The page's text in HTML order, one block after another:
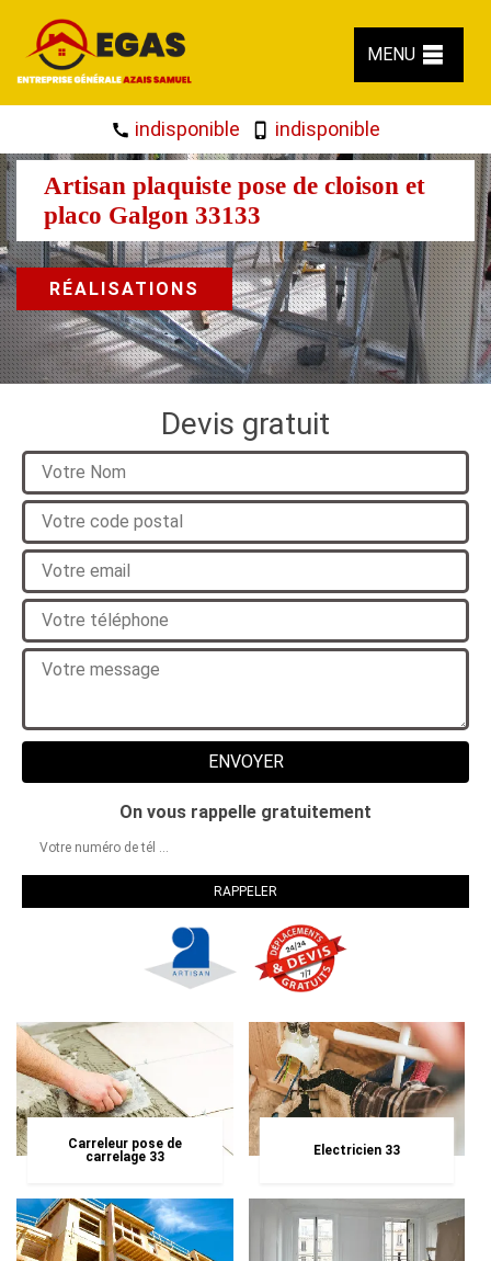
MENU
indisponible indisponible
Artisan plaquiste pose de cloison et
placo Galgon 33133
RÉALISATIONS
Devis gratuit
On vous rappelle gratuitement
Carreleur pose de
carrelage 33
Electricien 33